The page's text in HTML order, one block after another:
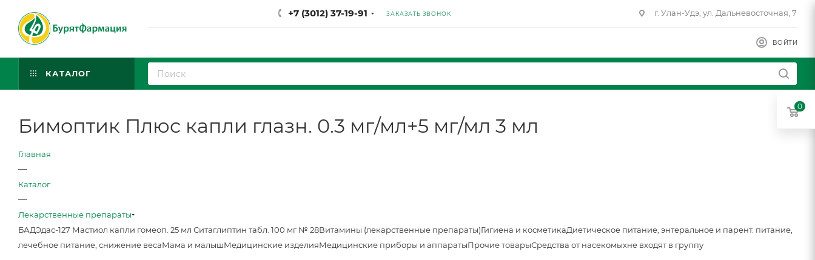
+7 (3012) 37-19-91 ЗАКАЗАТЬ ЗВОНОК г. Улан-Удэ, ул. Дальневосточная, 7
ВОЙТИ
КАТАЛОГ
Бимоптик Плюс капли глазн. 0.3 мг/мл+5 мг/мл 3 мл
Главная
—
Каталог
—
Лекарственные препараты
БАДЭдас-127 Мастиол капли гомеоп. 25 мл Ситаглиптин табл. 100 мг № 28Витамины (лекарственные препараты)Гигиена и косметикаДиетическое питание, энтеральное и парент. питание,
лечебное питание, снижение весаМама и малышМедицинские изделияМедицинские приборы и аппаратыПрочие товарыСредства от насекомыхне входят в группу
0